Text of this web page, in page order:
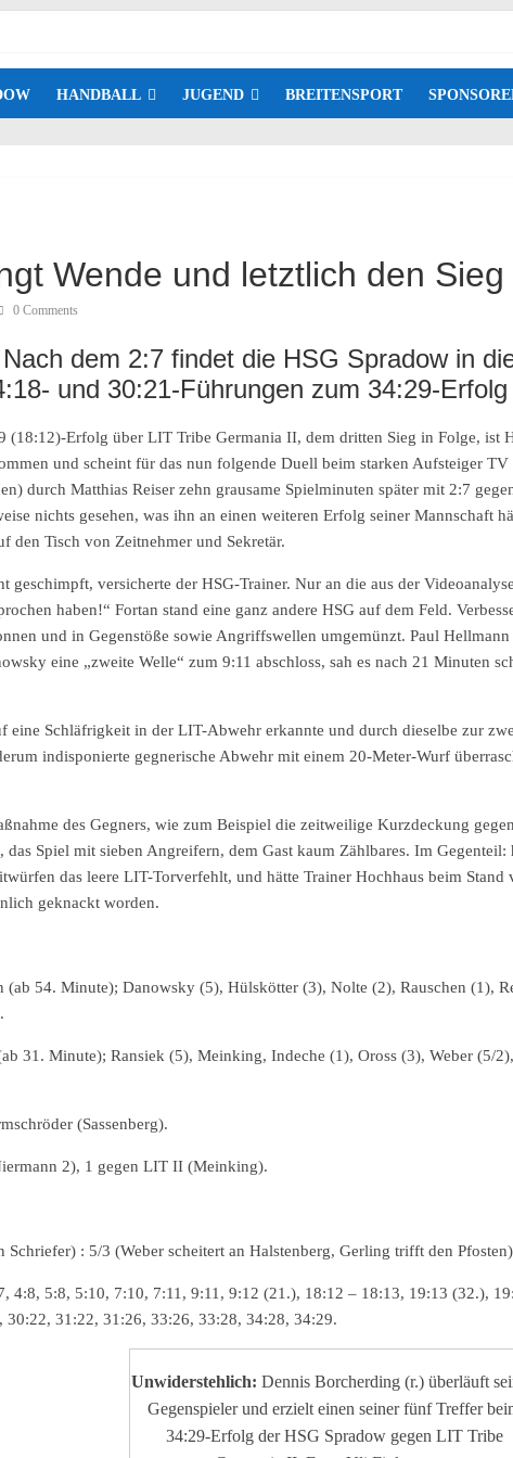
HANDBALL JUGEND BREITENSPORT
Wende und letztlich den Sieg
0 Comments
dem 2:7 findet die HSG Spradow in
und 30:21-Führungen zum 34:29-
(18:12)-Erfolg über LIT Tribe Germania II, dem dritten Sieg in Folge, ist
und scheint für das nun folgende Duell beim starken Aufsteiger
durch Matthias Reiser zehn grausame Spielminuten später mit 2:7
nichts gesehen, was ihn an einen weiteren Erfolg seiner Mannschaft
den Tisch von Zeitnehmer und Sekretär.
geschimpft, versicherte der HSG-Trainer. Nur an die aus der
haben!“ Fortan stand eine ganz andere HSG auf dem Feld.
und in Gegenstöße sowie Angriffswellen umgemünzt. Paul
eine „zweite Welle“ zum 9:11 abschloss, sah es nach 21 Minuten
eine Schläfrigkeit in der LIT-Abwehr erkannte und durch dieselbe zur
indisponierte gegnerische Abwehr mit einem 20-Meter-Wurf
des Gegners, wie zum Beispiel die zeitweilige Kurzdeckung
das Spiel mit sieben Angreifern, dem Gast kaum Zählbares. Im
das leere LIT-Torverfehlt, und hätte Trainer Hochhaus beim
geknackt worden.
(ab 54. Minute); Danowsky (5), Hülskötter (3), Nolte (2), Rauschen (1),
31. Minute); Ransiek (5), Meinking, Indeche (1), Oross (3), Weber (5/
(Sassenberg).
2), 1 gegen LIT II (Meinking).
Schriefer) : 5/3 (Weber scheitert an Halstenberg, Gerling trifft den
4:8, 5:8, 5:10, 7:10, 7:11, 9:11, 9:12 (21.), 18:12 – 18:13, 19:13 (32.),
31:22, 31:26, 33:26, 33:28, 34:28, 34:29.
Unwiderstehlich: Dennis Borcherding (r.) überläuft
Gegenspieler und erzielt einen seiner fünf Treffer
34:29-Erfolg der HSG Spradow gegen LIT Tribe